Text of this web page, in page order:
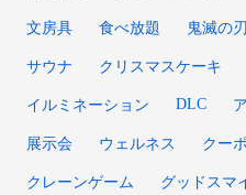
文房具 食べ放題 鬼滅の刃
サウナ クリスマスケーキ
イルミネーション DLC
展示会 ウェルネス クー
クレーンゲーム グッドスマ